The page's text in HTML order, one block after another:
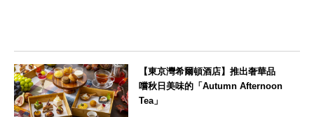
【東京灣希爾頓酒店】推出奢華品
嚐秋日美味的「Autumn Afternoon
Tea」